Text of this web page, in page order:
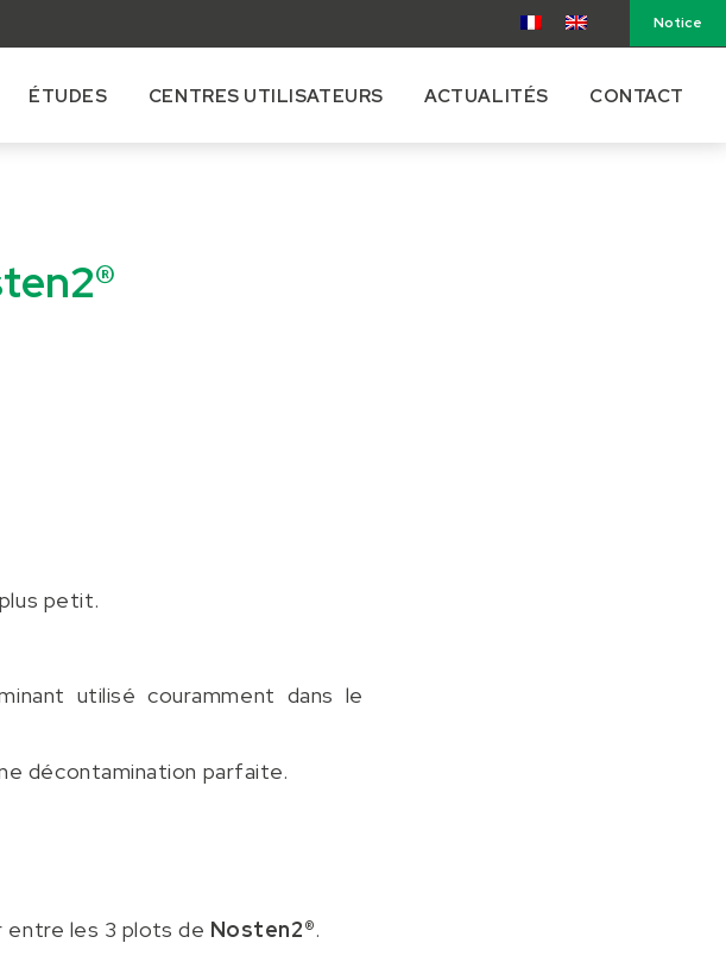
Notice
ÉTUDES CENTRES UTILISATEURS ACTUALITÉS CONTACT
petit.
utilisé couramment dans le
décontamination parfaite.
entre les 3 plots de Nosten2®.